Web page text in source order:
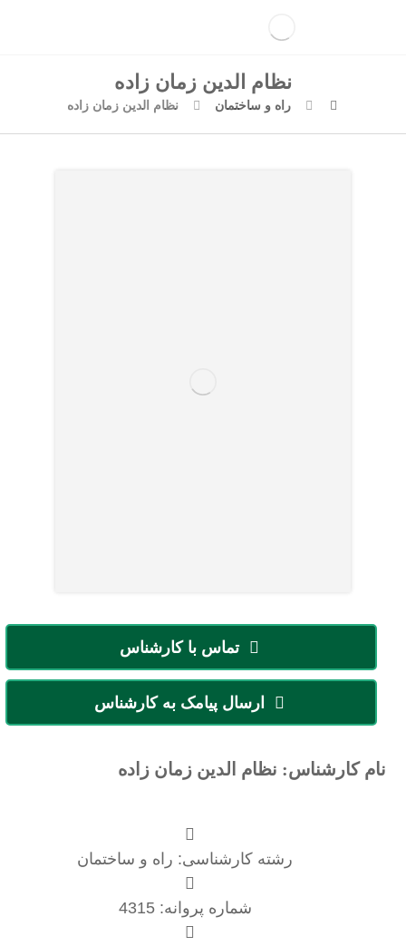
نظام الدین زمان زاده
راه و ساختمان نظام الدین زمان زاده
تماس با کارشناس
ارسال پیامک به کارشناس
نام کارشناس: نظام الدین زمان زاده
رشته کارشناسی: راه و ساختمان
شماره پروانه: 4315